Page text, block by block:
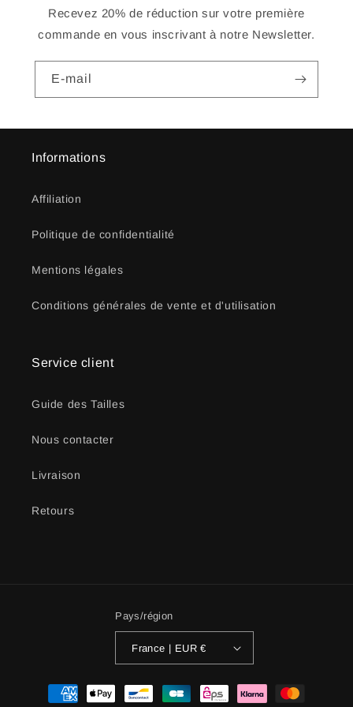
Recevez 20% de réduction sur votre première
commande en vous inscrivant à notre Newsletter.
E-mail
Informations
Affiliation
Politique de confidentialité
Mentions légales
Conditions générales de vente et d'utilisation
Service client
Guide des Tailles
Nous contacter
Livraison
Retours
Pays/région
France | EUR €
Moyens